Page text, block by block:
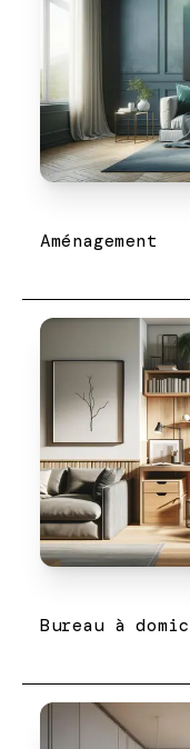
Aménagement
Bureau à